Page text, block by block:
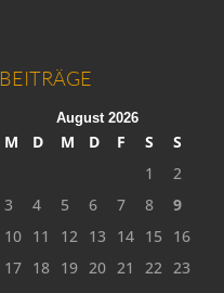
BEITRÄGE
August 2026
M D M D F S
S
1
2
3
4 5 6 7 8
9
10
11 12 13 14 15
16
17
18 19 20 21 22 23